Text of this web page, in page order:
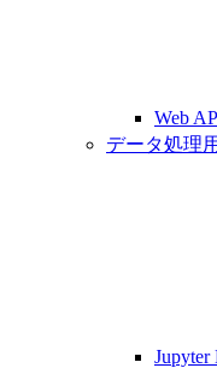
Web
データ処理
Jupyter